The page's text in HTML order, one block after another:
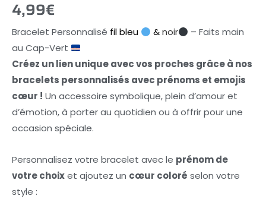
4,99€
Bracelet Personnalisé fil bleu &noir
– Faits main
au Cap-Vert
Créez un lien unique avec vos proches grâce à nos
bracelets personnalisés avec prénoms et emojis
cœur ! Un accessoire symbolique, plein d’amour et
d’émotion, à porter au quotidien ou à offrir pour une
occasion spéciale.
Personnalisez votre bracelet avec le prénom de
votre choixet ajoutez un cœur coloré selon votre
style :